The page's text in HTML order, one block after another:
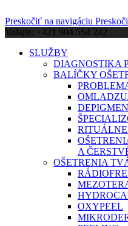
Preskočiť na navigáciu
Volajte: +421 904 554 242
SLUŽBY
DIAGNOSTIKA
BALÍČKY
A
OŠETRENIA
OXYPEEL